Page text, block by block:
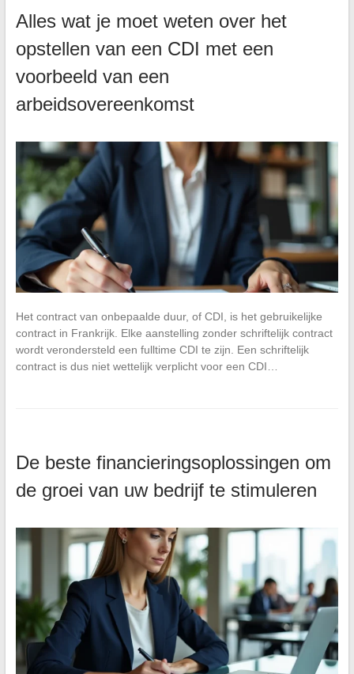
Alles wat je moet weten over het
opstellen van een CDI met een
voorbeeld van een
arbeidsovereenkomst
Het contract van onbepaalde duur, of CDI, is het gebruikelijke
contract in Frankrijk. Elke aanstelling zonder schriftelijk contract
wordt verondersteld een fulltime CDI te zijn. Een schriftelijk
contract is dus niet wettelijk verplicht voor een CDI…
De beste financieringsoplossingen om
de groei van uw bedrijf te stimuleren